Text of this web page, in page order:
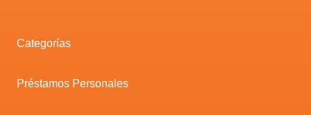
Categorías
Préstamos Personales